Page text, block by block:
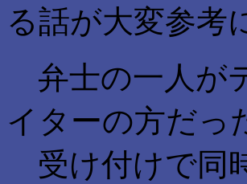
る話が大変参考
弁士の一人が
イターの方だっ
受け付けで同